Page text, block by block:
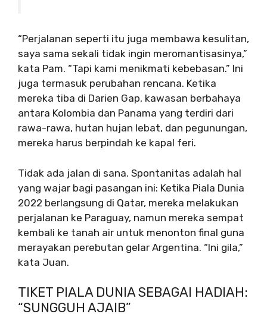
“Perjalanan seperti itu juga membawa kesulitan,
saya sama sekali tidak ingin meromantisasinya,”
kata Pam. “Tapi kami menikmati kebebasan.” Ini
juga termasuk perubahan rencana. Ketika
mereka tiba di Darien Gap, kawasan berbahaya
antara Kolombia dan Panama yang terdiri dari
rawa-rawa, hutan hujan lebat, dan pegunungan,
mereka harus berpindah ke kapal feri.
Tidak ada jalan di sana. Spontanitas adalah hal
yang wajar bagi pasangan ini: Ketika Piala Dunia
2022 berlangsung di Qatar, mereka melakukan
perjalanan ke Paraguay, namun mereka sempat
kembali ke tanah air untuk menonton final guna
merayakan perebutan gelar Argentina. “Ini gila,”
kata Juan.
TIKET PIALA DUNIA SEBAGAI HADIAH:
“SUNGGUH AJAIB”